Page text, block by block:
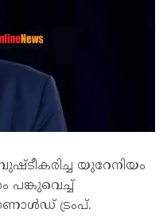
യുറേനിയം
പങ്കുവെച്ച്
ട്രംപ്.